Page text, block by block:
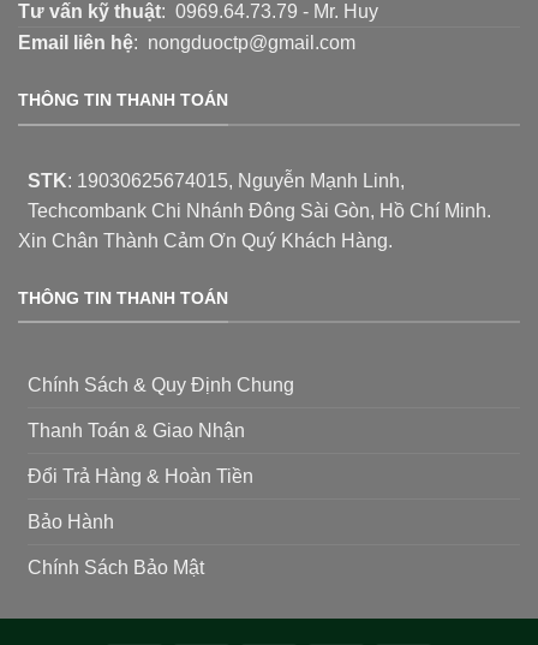
Tư vấn kỹ thuật: 0969.64.73.79 - Mr. Huy
Email liên hệ: nongduoctp@gmail.com
THÔNG TIN THANH TOÁN
STK: 19030625674015, Nguyễn Mạnh Linh,
Techcombank Chi Nhánh Đông Sài Gòn, Hồ Chí Minh.
Xin Chân Thành Cảm Ơn Quý Khách Hàng.
THÔNG TIN THANH TOÁN
Chính Sách & Quy Định Chung
Thanh Toán & Giao Nhận
Đổi Trả Hàng & Hoàn Tiền
Bảo Hành
Chính Sách Bảo Mật